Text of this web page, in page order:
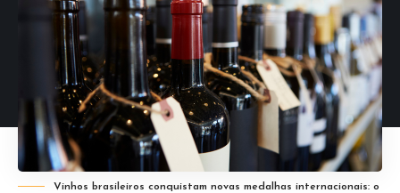
Vinhos brasileiros conquistam novas medalhas internacionais: o